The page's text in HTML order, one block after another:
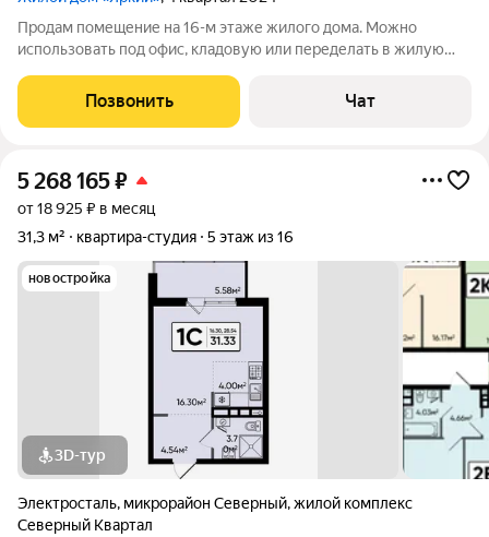
Продам помещение на 16-м этаже жилого дома. Можно
использовать под офис, кладовую или переделать в жилую
ремонте окажу. Возможно присоединить еще 45 квадратных
метров, и сделать 2 студии по 34
Позвонить Чат
5 268 165₽
от 18 925 ₽ в месяц
31,3 м²
квартира-студия 5 этаж из 16
новостройка
3D-тур
Электросталь, микрорайон Северный,жилой комплекс
Северный Квартал